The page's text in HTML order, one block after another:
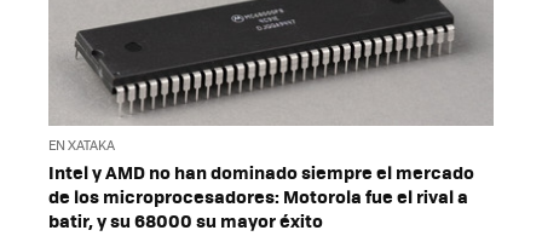
EN XATAKA
Intel y AMD no han dominado siempre el mercado
de los microprocesadores: Motorola fue el rival a
batir, y su 68000 su mayor éxito